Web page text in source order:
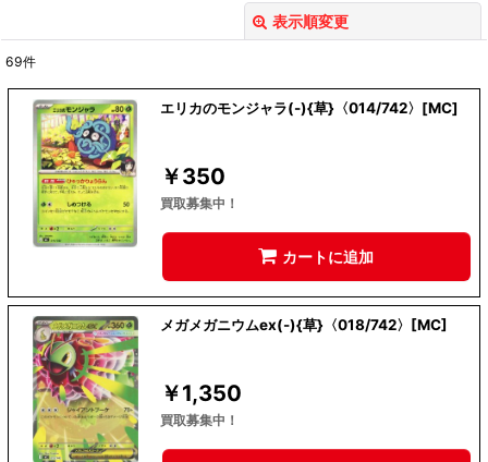
表示順変更
並び順:
絞り込む
69件
エリカのモンジャラ(-){草}〈014/742〉[MC]
￥350
買取募集中！
カートに追加
メガメガニウムex(-){草}〈018/742〉[MC]
￥1,350
買取募集中！